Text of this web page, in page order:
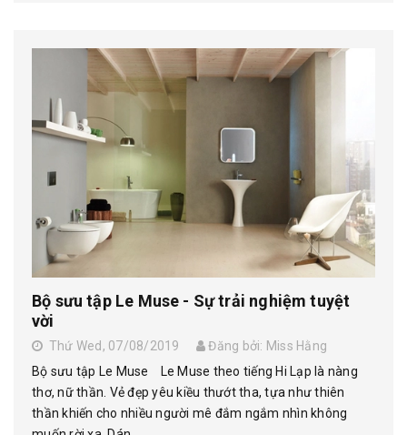
Bộ sưu tập Le Muse - Sự trải nghiệm tuyệt
vời
Thứ Wed, 07/08/2019
Đăng bởi: Miss Hằng
Bộ sưu tập Le Muse Le Muse theo tiếng Hi Lạp là nàng
thơ, nữ thần. Vẻ đẹp yêu kiều thướt tha, tựa như thiên
thần khiến cho nhiều người mê đắm ngắm nhìn không